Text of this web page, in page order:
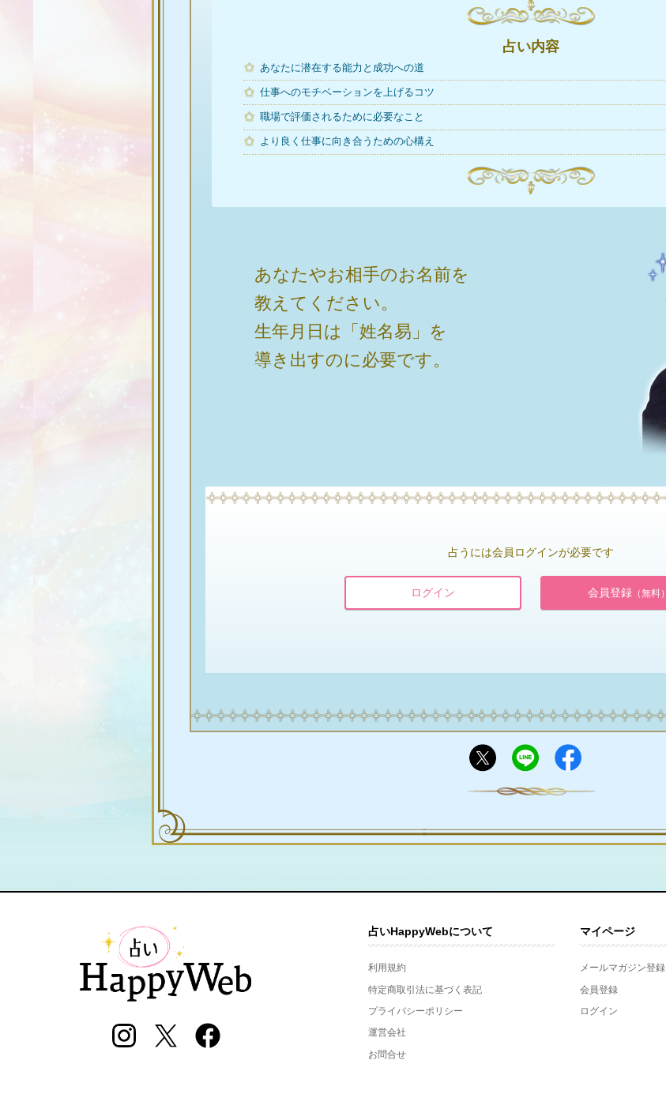
占い内容
あなたに潜在する能力と成功への道
仕事へのモチベーションを上げるコツ
職場で評価されるために必要なこと
より良く仕事に向き合うための心構え
あなたやお相手のお名前を
教えてください。
生年月日は「姓名易」を
導き出すのに必要です。
占うには会員ログインが必要です
ログイン 会員登録 （無料）
占いHappyWebについて
利用規約
特定商取引法に基づく表記
プライバシーポリシー
運営会社
お問合せ
マイページ
メールマガジン登録
会員登録
ログイン